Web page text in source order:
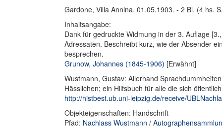
Gardone, Villa Annina, 01.05.1903. - 2 Bl. (4 hs.
Inhaltsangabe:
Dank für gedruckte Widmung in der 3. Auflage
Adressaten. Beschreibt kurz, wie der Absender
besprechen.
Grunow, Johannes (1845-1906) [Erwähnt]
Wustmann, Gustav: Allerhand
Hässlichen; ein Hilfsbuch für alle die sich
http://histbest.ub.uni-leipzig.de/receive/
Objekteigenschaften: Handschrift
Pfad: Nachlass Wustmann /